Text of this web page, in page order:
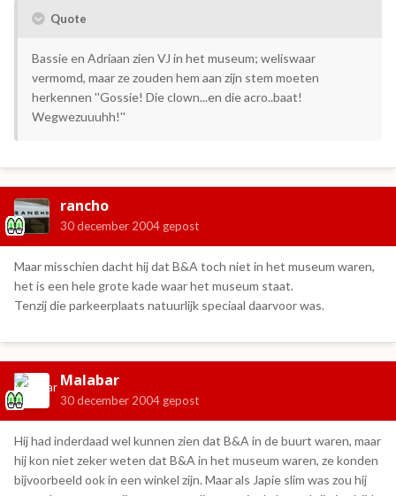
Quote
Bassie en Adriaan zien VJ in het museum; weliswaar
vermomd, maar ze zouden hem aan zijn stem moeten
herkennen ''Gossie! Die clown...en die acro..baat!
Wegwezuuuhh!''
rancho
30 december 2004 gepost
Maar misschien dacht hij dat B&A toch niet in het museum waren,
het is een hele grote kade waar het museum staat.
Tenzij die parkeerplaats natuurlijk speciaal daarvoor was.
Malabar
30 december 2004 gepost
Hij had inderdaad wel kunnen zien dat B&A in de buurt waren, maar
hij kon niet zeker weten dat B&A in het museum waren, ze konden
bijvoorbeeld ook in een winkel zijn. Maar als Japie slim was zou hij